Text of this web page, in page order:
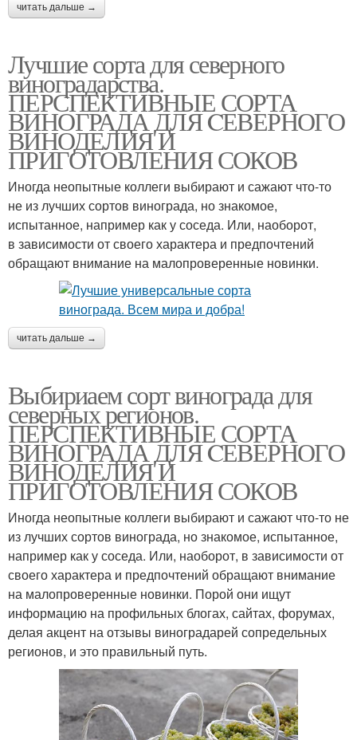
читать дальше →
Лучшие сорта для северного
виноградарства.
ПЕРСПЕКТИВНЫЕ СОРТА
ВИНОГРАДА ДЛЯ CЕВЕРНОГО
ВИНОДЕЛИЯ И
ПРИГОТОВЛЕНИЯ СОКОВ
Иногда неопытные коллеги выбирают и сажают что-то
не из лучших сортов винограда, но знакомое,
испытанное, например как у соседа. Или, наоборот,
в зависимости от своего характера и предпочтений
обращают внимание на малопроверенные новинки.
читать дальше →
Выбириаем сорт винограда для
северных регионов.
ПЕРСПЕКТИВНЫЕ СОРТА
ВИНОГРАДА ДЛЯ CЕВЕРНОГО
ВИНОДЕЛИЯ И
ПРИГОТОВЛЕНИЯ СОКОВ
Иногда неопытные коллеги выбирают и сажают что-то не
из лучших сортов винограда, но знакомое, испытанное,
например как у соседа. Или, наоборот, в зависимости от
своего характера и предпочтений обращают внимание
на малопроверенные новинки. Порой они ищут
информацию на профильных блогах, сайтах, форумах,
делая акцент на отзывы виноградарей сопредельных
регионов, и это правильный путь.